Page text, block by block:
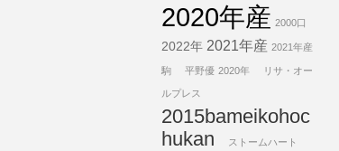
2020年産 2000口
2022年 2021年産 2021年産
駒 平野優 2020年 リサ・オー
ルプレス
2015bameikohoc
hukan
ストームハート